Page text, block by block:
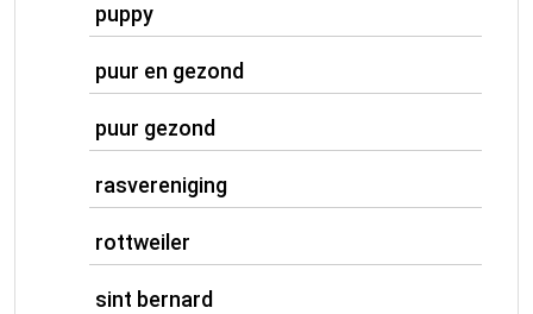
puppy
puur en gezond
puur gezond
rasvereniging
rottweiler
sint bernard